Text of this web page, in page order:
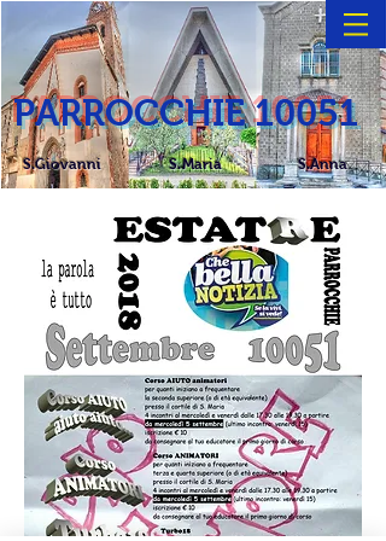
PARROCCHIE 10051
S.Giovanni S.Maria S.Anna